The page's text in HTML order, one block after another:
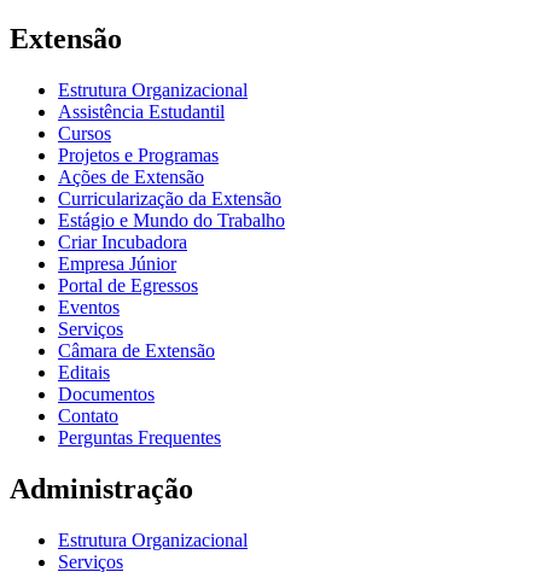
Extensão
Estrutura Organizacional
Assistência Estudantil
Cursos
Projetos e Programas
Ações de Extensão
Curricularização da Extensão
Estágio e Mundo do Trabalho
Criar Incubadora
Empresa Júnior
Portal de Egressos
Eventos
Serviços
Câmara de Extensão
Editais
Documentos
Contato
Perguntas Frequentes
Administração
Estrutura Organizacional
Serviços